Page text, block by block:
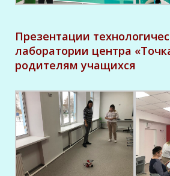
Презентации
лаборатории центра
родителям учащихся